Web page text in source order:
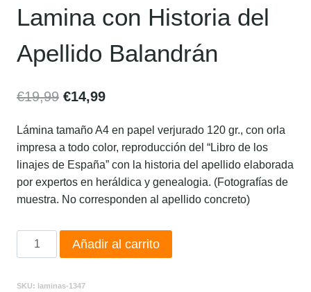
Lamina con Historia del
Apellido Balandrán
€19,99 €14,99
Lámina tamaño A4 en papel verjurado 120 gr., con orla
impresa a todo color, reproducción del “Libro de los
linajes de España” con la historia del apellido elaborada
por expertos en heráldica y genealogia. (Fotografías de
muestra. No corresponden al apellido concreto)
Añadir al carrito
SKU: laminas-1347